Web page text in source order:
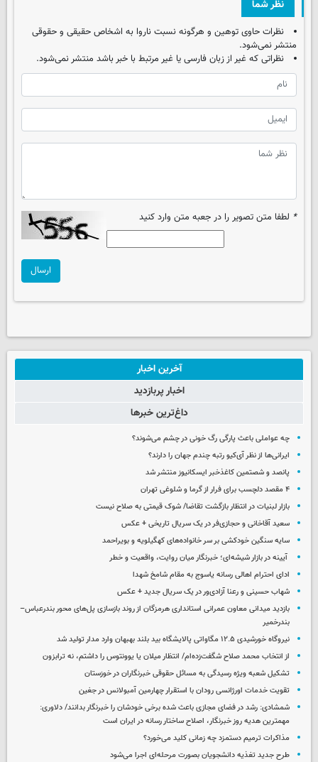
نظر شما
نظرات حاوی توهین و هرگونه نسبت ناروا به اشخاص حقیقی و حقوقی
منتشر نمی‌شود.
نظراتی که غیر از زبان فارسی یا غیر مرتبط با خبر باشد منتشر نمی‌شود.
* لطفا متن تصویر را در جعبه متن وارد کنید
ارسال
آخرین اخبار
اخبار پربازدید
داغ‌ترین خبرها
چه عواملی باعث پارگی رگ خونی در چشم می‌شوند؟
ایرانی‌ها از نظر آی‌کیو رتبه چندم جهان را دارند؟
پانصد و شصتمین کاغذخبر ایسکانیوز منتشر شد
۴ مقصد دلچسب برای فرار از گرما و شلوغی تهران
بازار لبنیات در انتظار بازگشت تقاضا/ شوک قیمتی به صلاح نیست
سعید آقاخانی و حجازی‌فر در یک سریال تاریخی + عکس
سایه سنگین خودکشی بر سر خانواده‌های کهگیلویه و بویراحمد
آیینه در بازار شیشه‌ای؛ خبرنگار میان روایت، واقعیت و خطر
ادای احترام اهالی رسانه یاسوج به مقام شامخ شهدا
شهاب حسینی و رعنا آزادی‌ور در یک سریال جدید + عکس
بازدید میدانی معاون عمرانی استانداری هرمزگان از روند بازسازی پل‌های محور بندرعباس–
بندرخمیر
نیروگاه خورشیدی ۱۲.۵ مگاواتی پالایشگاه بید بلند بهبهان وارد مدار تولید شد
از انتخاب محمد صلاح شگفت‌زده‌ام/ انتظار میلان یا یوونتوس را داشتم، نه ترابزون
تشکیل شعبه ویژه رسیدگی به مسائل حقوقی خبرنگاران در خوزستان
تقویت خدمات اورژانسی رودان با استقرار چهارمین آمبولانس در جغین
شمشادی: رشد در فضای مجازی باعث شده برخی خودشان را خبرنگار بدانند/ دلاوری:
مهمترین هدیه‌ روز خبرنگار، اصلاح ساختار رسانه در ایران است
مذاکرات ترمیم دستمزد چه زمانی کلید می‌خورد؟
طرح جدید تغذیه دانشجویان بصورت مرحله‌ای اجرا می‌شود